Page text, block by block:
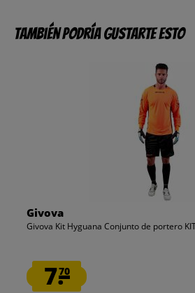
También podría gustarte esto
Givova
Givova Kit Hyguana Conjunto de portero
7.70